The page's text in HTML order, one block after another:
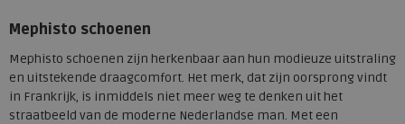
Mephisto schoenen
Mephisto schoenen zijn herkenbaar aan hun modieuze uitstraling
en uitstekende draagcomfort. Het merk, dat zijn oorsprong vindt
in Frankrijk, is inmiddels niet meer weg te denken uit het
straatbeeld van de moderne Nederlandse man. Met een